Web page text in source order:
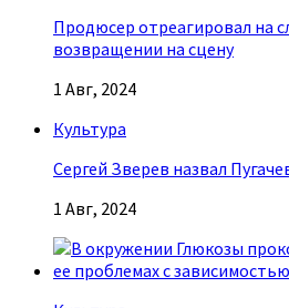
Продюсер отреагировал на
возвращении на сцену
1 Авг, 2024
Культура
Сергей Зверев назвал
1 Авг, 2024